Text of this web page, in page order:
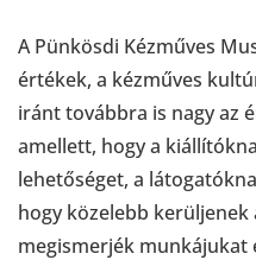
A Pünkösdi Kézműves
értékek, a kézműves
iránt továbbra is nagy az
amellett, hogy a
lehetőséget, a
hogy közelebb
megismerjék munkájukat